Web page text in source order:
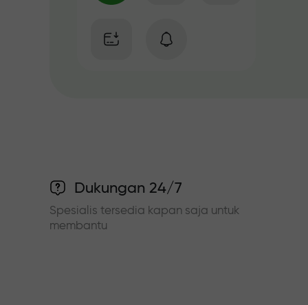
Dukungan 24/7
Spesialis tersedia kapan saja untuk
membantu